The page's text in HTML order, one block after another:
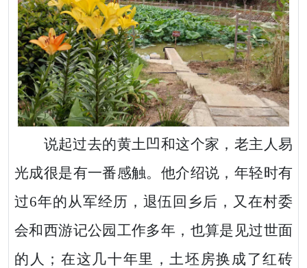
说起过去的黄土凹和这个家，老主人易
光成很是有一番感触。他介绍说，年轻时有
过6年的从军经历，退伍回乡后，又在村委
会和西游记公园工作多年，也算是见过世面
的人；在这几十年里，土坯房换成了红砖